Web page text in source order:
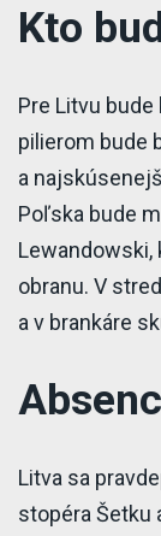
Kto
Pre Litvu
pilierom bude
a
Poľska bude
Lewandowski,
obranu. V
a v brankáre
Litva sa
stopéra Šetku